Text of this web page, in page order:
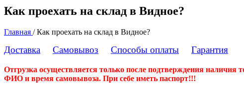
Как проехать на склад в Видное?
Главная /Как проехать на склад в Видное?
Доставка Самовывоз Способы оплаты Гарантия
Отгрузка осуществляется только после подтверждения наличия
ФИО и время самовывоза. При себе иметь паспорт!!!